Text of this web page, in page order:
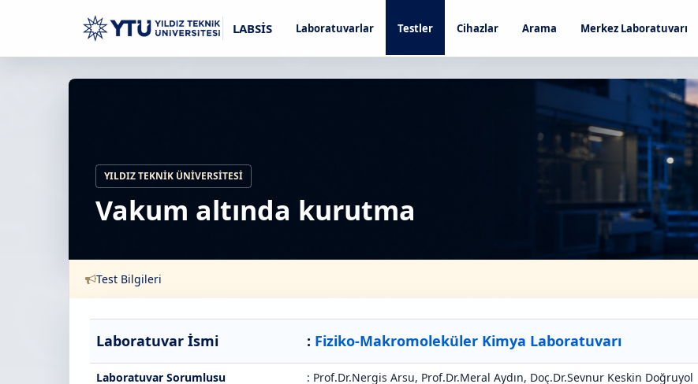
LABSİS Laboratuvarlar Testler Cihazlar Arama Merkez Laboratuvarı
YILDIZ TEKNIK ÜNIVERSITESI
Vakum altında kurutma
Test Bilgileri
Laboratuvar İsmi : Fiziko-Makromoleküler Kimya Laboratuvarı
Laboratuvar Sorumlusu
: Prof.Dr.Nergis Arsu, Prof.Dr.Meral Aydın, Doç.Dr.Sevnur Keskin Doğruyol